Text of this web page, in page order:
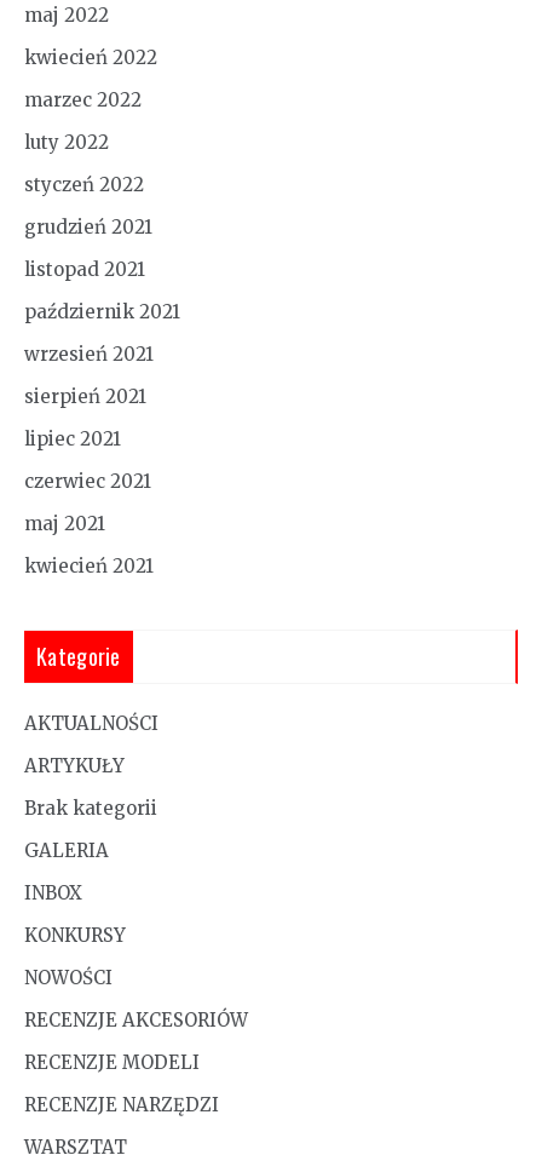
maj 2022
kwiecień 2022
marzec 2022
luty 2022
styczeń 2022
grudzień 2021
listopad 2021
październik 2021
wrzesień 2021
sierpień 2021
lipiec 2021
czerwiec 2021
maj 2021
kwiecień 2021
Kategorie
AKTUALNOŚCI
ARTYKUŁY
Brak kategorii
GALERIA
INBOX
KONKURSY
NOWOŚCI
RECENZJE AKCESORIÓW
RECENZJE MODELI
RECENZJE NARZĘDZI
WARSZTAT